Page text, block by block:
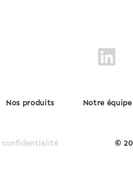
Nos produits Notre équipe
confidentialité ©